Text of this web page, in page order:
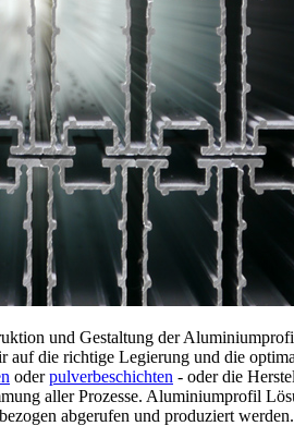
und Gestaltung der
die richtige Legierung und die
oderpulverbeschichten - oder die
aller Prozesse. Aluminiumprofil
abgerufen und produziert werden.